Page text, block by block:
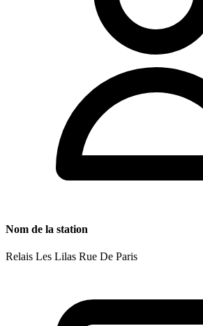
Nom de la station
Relais Les Lilas Rue De Paris